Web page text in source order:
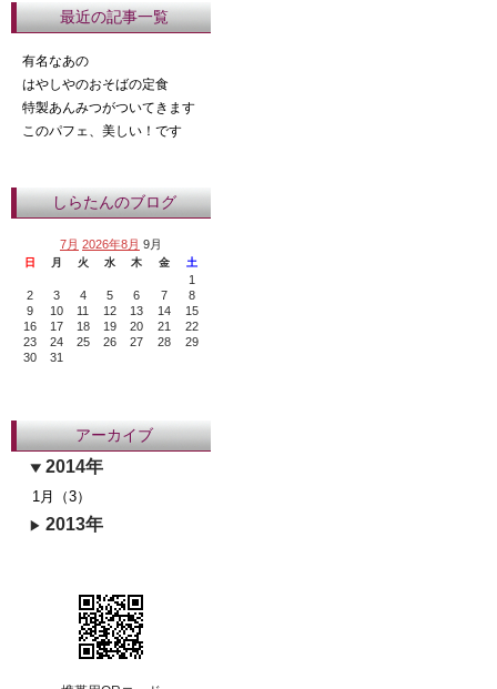
最近の記事一覧
有名なあの
はやしやのおそばの定食
特製あんみつがついてきます
このパフェ、美しい！です
しらたんのブログ
7月 2026年8月 9月
日 月 火 水 木 金 土
1
2
3 4 5 6 7
8
9
10 11 12 13 14
15
16
17 18 19 20 21
22
23
24 25 26 27 28
29
30
31
アーカイブ
2014年
1月（3）
2013年